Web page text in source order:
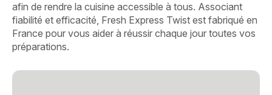
afin de rendre la cuisine accessible à tous. Associant
fiabilité et efficacité, Fresh Express Twist est fabriqué en
France pour vous aider à réussir chaque jour toutes vos
préparations.